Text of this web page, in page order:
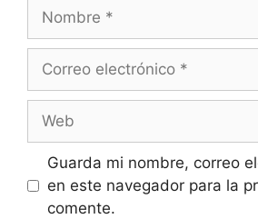
electrónico
Guarda mi nombre, correo
en este navegador para la
comente.